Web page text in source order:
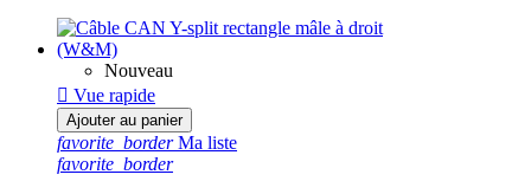
Nouveau
 Vue rapide
Ajouter au panier
favorite_borderMa liste
favorite_border